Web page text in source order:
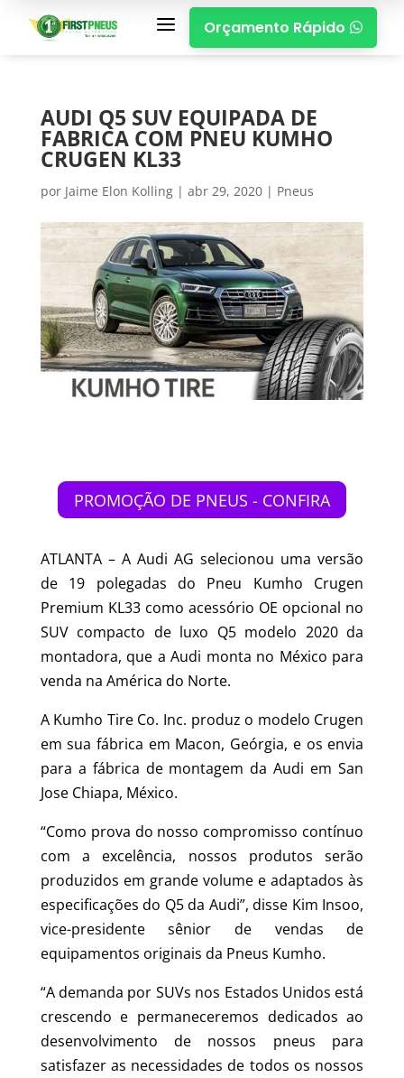
a Orçamento Rápido 
AUDI Q5 SUV EQUIPADA DE
FABRICA COM PNEU KUMHO
CRUGEN KL33
por Jaime Elon Kolling| abr 29, 2020| Pneus
PROMOÇÃO DE PNEUS - CONFIRA
ATLANTA – A Audi AG selecionou uma versão
de 19 polegadas do Pneu Kumho Crugen
Premium KL33 como acessório OE opcional no
SUV compacto de luxo Q5 modelo 2020 da
montadora, que a Audi monta no México para
venda na América do Norte.
A Kumho Tire Co. Inc. produz o modelo Crugen
em sua fábrica em Macon, Geórgia, e os envia
para a fábrica de montagem da Audi em San
Jose Chiapa, México.
“Como prova do nosso compromisso contínuo
com a excelência, nossos produtos serão
produzidos em grande volume e adaptados às
especificações do Q5 da Audi”, disse Kim Insoo,
vice-presidente sênior de vendas de
equipamentos originais da Pneus Kumho.
“A demanda por SUVs nos Estados Unidos está
crescendo e permaneceremos dedicados ao
desenvolvimento de nossos pneus para
satisfazer as necessidades de todos os nossos